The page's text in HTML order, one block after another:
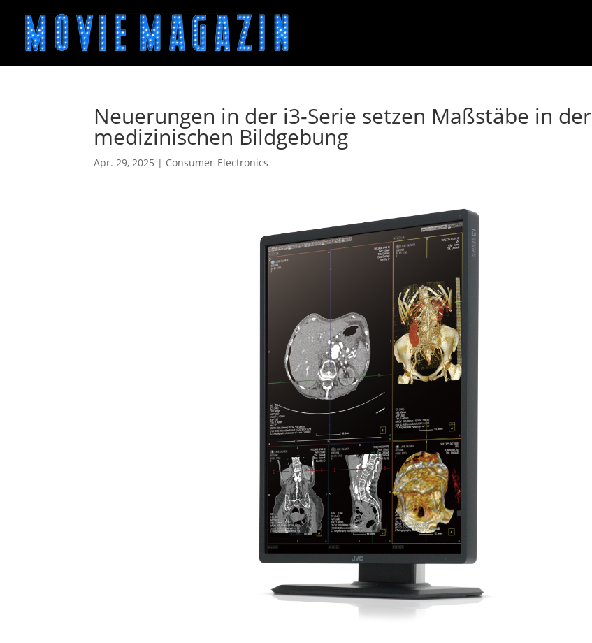
Neuerungen in der i3-Serie setzen Maßstäbe in der
medizinischen Bildgebung
Apr. 29, 2025 | Consumer-Electronics